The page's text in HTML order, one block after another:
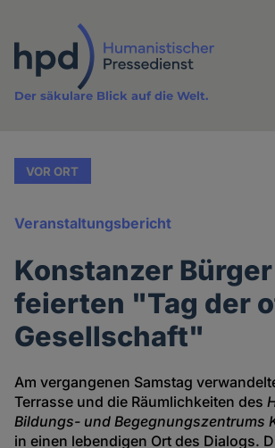
Inhalt
Der säkulare Blick auf die Welt.
VOR ORT
Veranstaltungsbericht
Konstanzer Bürger
feierten "Tag der
Gesellschaft"
Am vergangenen Samstag
Terrasse und die Räumlichkeiten des
Bildungs- und Begegnungszentrums
in einen lebendigen Ort des Dialogs.